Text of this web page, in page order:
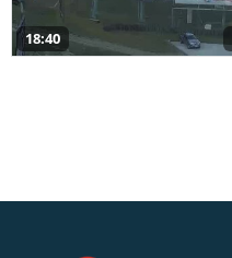
18:40